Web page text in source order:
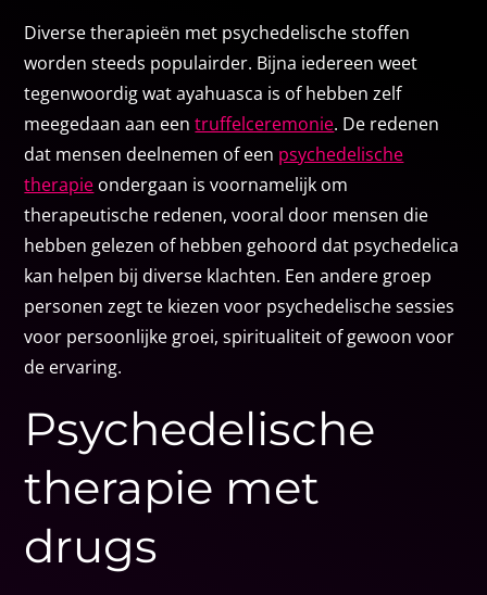
Diverse therapieën met psychedelische stoffen
worden steeds populairder. Bijna iedereen weet
tegenwoordig wat ayahuasca is of hebben zelf
meegedaan aan eentruffelceremonie. De redenen
dat mensen deelnemen of een psychedelische
therapie ondergaan is voornamelijk om
therapeutische redenen, vooral door mensen die
hebben gelezen of hebben gehoord dat psychedelica
kan helpen bij diverse klachten. Een andere groep
personen zegt te kiezen voor psychedelische sessies
voor persoonlijke groei, spiritualiteit of gewoon voor
de ervaring.
Psychedelische
therapie met
drugs